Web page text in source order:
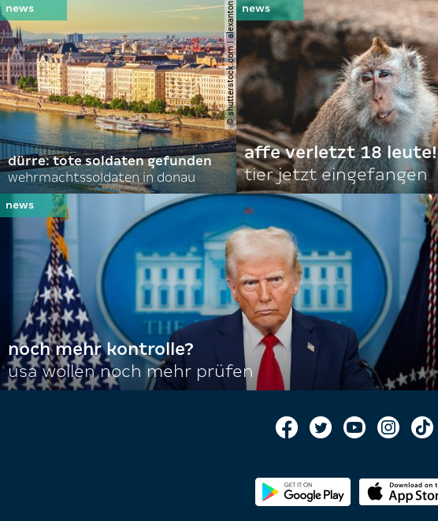
© shutterstock.com | alexanton
dürre: tote soldaten gefunden
wehrmachtssoldaten in donau
affe verletzt 18 leute!
tier jetzt eingefangen
noch mehr kontrolle?
usa wollen noch mehr prüfen